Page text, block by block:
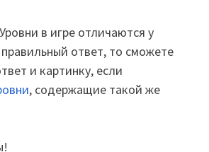
в игре отличаются у
ответ, то сможете
и картинку, если
, содержащие такой же